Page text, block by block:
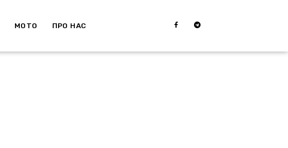
МОТО ПРО НАС